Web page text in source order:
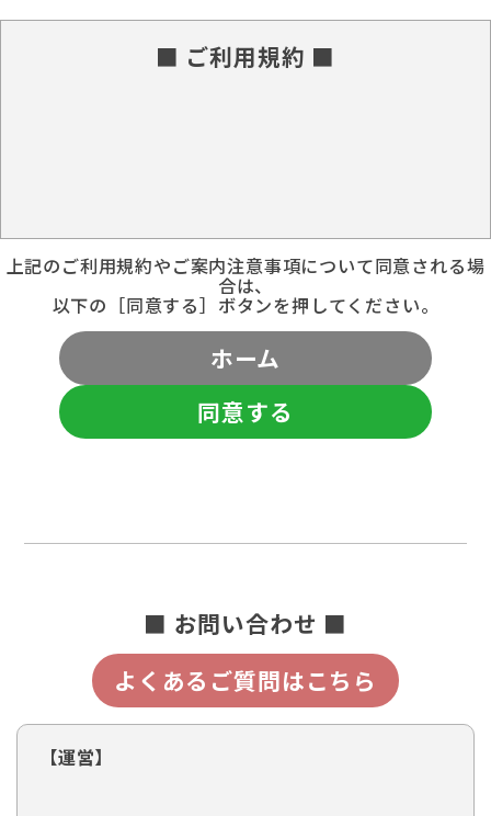
■ ご利用規約 ■
上記のご利用規約やご案内注意事項について同意される場
合は、
以下の［同意する］ボタンを押してください。
ホーム
同意する
■ お問い合わせ ■
よくあるご質問はこちら
【運営】